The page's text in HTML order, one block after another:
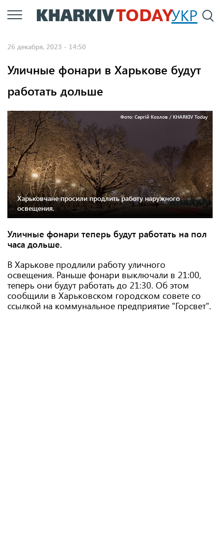
Перейти
к
УКР
26 декабря, 2023 - 14:50
Уличные фонари в Харькове будут
работать дольше
Фото: Сергій Козлов / KHARKIV Today
Харьковчане просили продлить работу наружного
освещения.
Уличные фонари теперь будут работать на пол
часа дольше.
В Харькове продлили работу уличного
освещения. Раньше фонари выключали в 21:00,
теперь они будут работать до 21:30. Об этом
сообщили в Харьковском городском совете со
ссылкой на коммунальное предприятие "Горсвет".